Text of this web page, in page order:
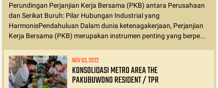
Perundingan Perjanjian Kerja Bersama (PKB) antara Perusahaan
dan Serikat Buruh: Pilar Hubungan Industrial yang
HarmonisPendahuluan Dalam dunia ketenagakerjaan, Perjanjian
Kerja Bersama (PKB) merupakan instrumen penting yang berpe...
NOV 03, 2022
KONSOLIDASI METRO AREA THE
PAKUBUWONO RESIDENT / TPR